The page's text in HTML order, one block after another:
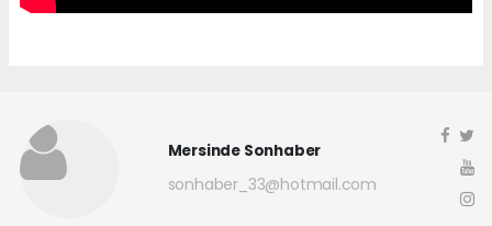
Mersinde Sonhaber
sonhaber_33@hotmail.com